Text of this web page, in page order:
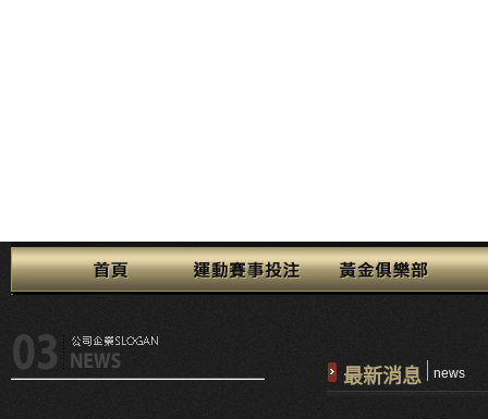
最新消息 news